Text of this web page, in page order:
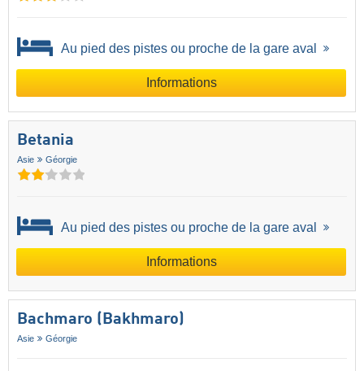
Au pied des pistes ou proche de la gare aval
Informations
Betania
Asie Géorgie
Au pied des pistes ou proche de la gare aval
Informations
Bachmaro (Bakhmaro)
Asie Géorgie